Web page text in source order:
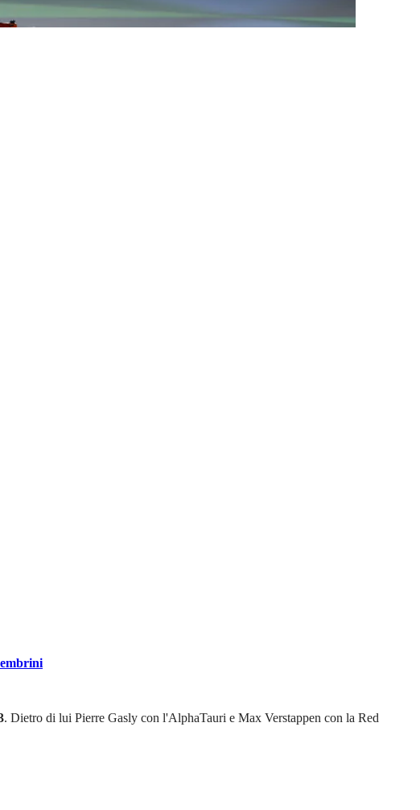
. Dietro di lui Pierre Gasly con l'AlphaTauri e Max Verstappen con la Red